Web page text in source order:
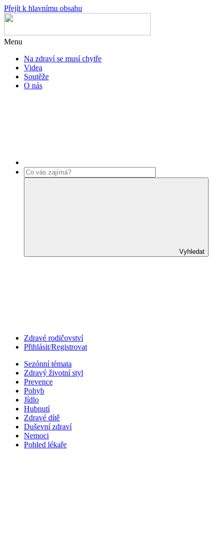
Přejít k hlavnímu obsahu
Menu
Na zdraví se musí chytře
Videa
Soutěže
O nás
Vyhledat
Zdravé rodičovství
Přihlásit/Registrovat
Sezónní témata
Zdravý životní styl
Prevence
Pohyb
Jídlo
Hubnutí
Zdravé dítě
Duševní zdraví
Nemoci
Pohled lékaře